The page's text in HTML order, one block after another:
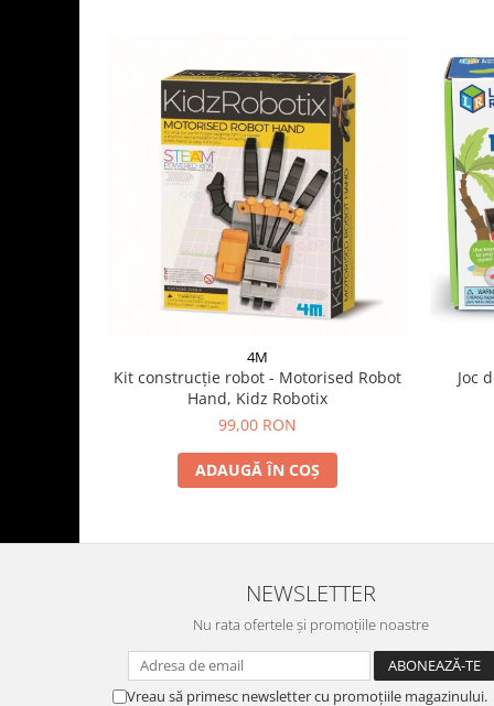
4M
Kit construcție robot - Motorised Robot
Hand, Kidz Robotix
99,00 RON
ADAUGĂ ÎN COȘ
Joc
NEWSLETTER
Nu rata ofertele și promoțiile noastre
Vreau să primesc newsletter cu promoțiile magazinului.